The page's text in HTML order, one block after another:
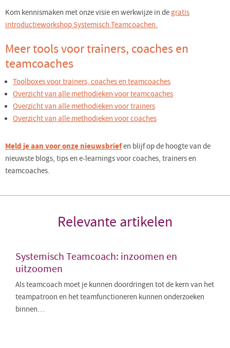
Kom kennismaken met onze visie en werkwijze in degratis
introductieworkshop Systemisch Teamcoachen.
Meer tools voor trainers, coaches en
teamcoaches
Toolboxes voor trainers, coaches en teamcoaches
Overzicht van alle methodieken voor teamcoaches
Overzicht van alle methodieken voor trainers
Overzicht van alle methodieken voor coaches
Meld je aan voor onze nieuwsbriefen blijf op de hoogte van de
nieuwste blogs, tips en e-learnings voor coaches, trainers en
teamcoaches.
Relevante artikelen
Systemisch Teamcoach: inzoomen en
uitzoomen
Als teamcoach moet je kunnen doordringen tot de kern van het
teampatroon en het teamfunctioneren kunnen onderzoeken
binnen…